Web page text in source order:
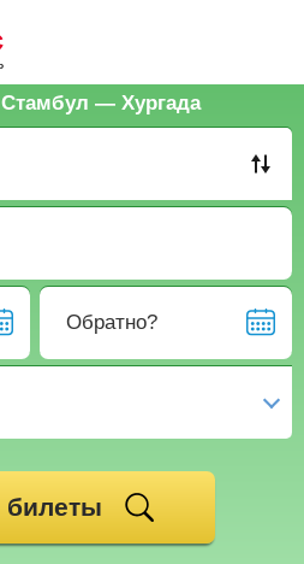
— Хургада
Обратно?
билеты